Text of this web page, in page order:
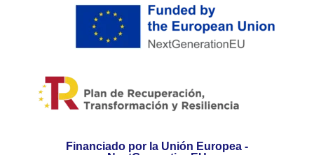
Financiado por la Unión Europea -